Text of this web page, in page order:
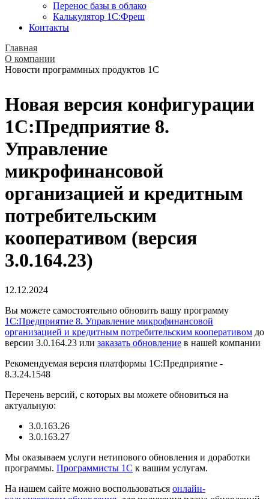
Перенос базы в облако
Калькулятор 1С:Фреш
Контакты
Главная
О компании
Новости программных продуктов 1С
Новая версия конфигурации
1С:Предприятие 8.
Управление
микрофинансовой
организацией и кредитным
потребительским
кооперативом (версия
3.0.164.23)
12.12.2024
Вы можете самостоятельно обновить вашу программу
1С:Предприятие 8. Управление микрофинансовой
организацией и кредитным потребительским кооперативом до
версии 3.0.164.23 или заказать обновление в нашей компании
Рекомендуемая версия платформы 1С:Предприятие -
8.3.24.1548
Перечень версий, с которых вы можете обновиться на
актуальную:
3.0.163.26
3.0.163.27
Мы оказываем услуги нетипового обновления и доработки
программы. Программисты 1С к вашим услугам.
На нашем сайте можно воспользоваться онлайн-